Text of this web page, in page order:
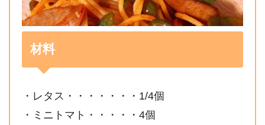
材料
・レタス・・・・・・・1/4個
・ミニトマト・・・・・4個